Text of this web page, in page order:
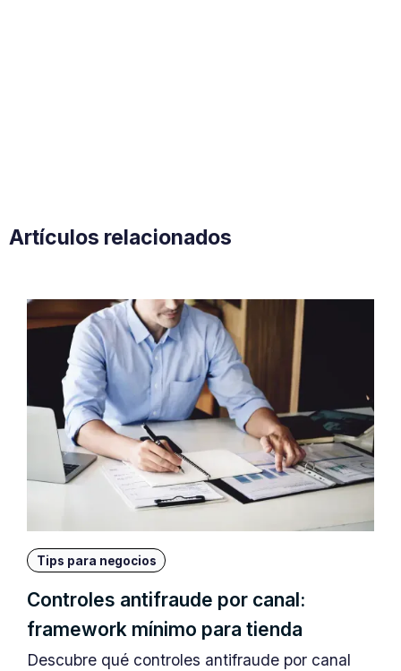
Artículos relacionados
Tips para negocios
Controles antifraude por canal:
framework mínimo para tienda
Descubre qué controles antifraude por canal